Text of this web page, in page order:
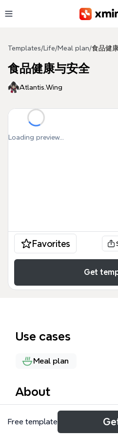
Templates/ Life/Meal plan/食品健
食品健康与安全
Atlantis.Wing
Loading preview...
Favorites
Get
Use cases
Meal plan
About
《食品健康与安全》思维导
7大分支、177个节点，系统
Free template